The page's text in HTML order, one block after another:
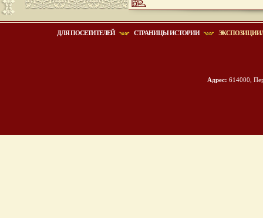
ДЛЯ ПОСЕТИТЕЛЕЙ СТРАНИЦЫ ИСТОРИИ
Адрес: 614000,